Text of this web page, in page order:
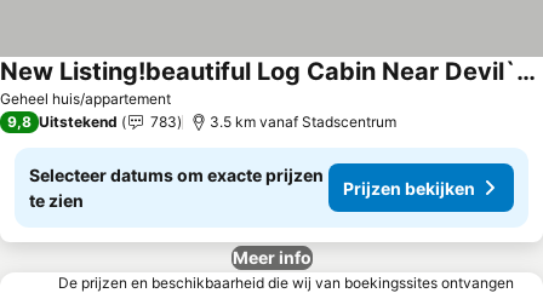
Geheel huis/appartement
New Listing!beautiful Log Cabin Near Devil`s Lake.
9,8 Uitstekend 783 3.5 km vanaf Stadscentrum
Selecteer datums om exacte prijzen
te zien
Prijzen bekijken
Meer info
De prijzen en beschikbaarheid die wij van boekingssites ontvangen